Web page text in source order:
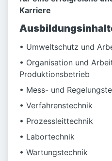
Karriere
• Umweltschutz und
• Organisation und
Produktionsbetrieb
• Mess- und
• Verfahrenstechnik
• Prozessleittechnik
• Labortechnik
• Wartungstechnik